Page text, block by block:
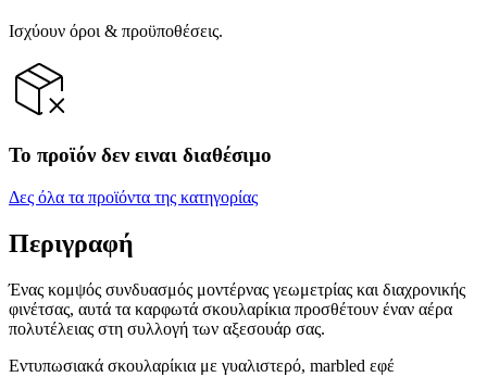
Ισχύουν όροι & προϋποθέσεις.
Το προϊόν δεν ειναι διαθέσιμο
Δες όλα τα προϊόντα της κατηγορίας
Περιγραφή
Ένας κομψός συνδυασμός μοντέρνας γεωμετρίας και διαχρονικής
φινέτσας, αυτά τα καρφωτά σκουλαρίκια προσθέτουν έναν αέρα
πολυτέλειας στη συλλογή των αξεσουάρ σας.
Εντυπωσιακά σκουλαρίκια με γυαλιστερό, marbled εφέ